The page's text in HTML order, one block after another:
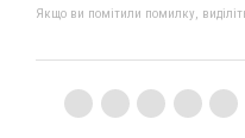
Якщо ви помітили помилку,